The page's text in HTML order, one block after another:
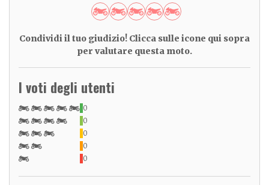
Condividi il tuo giudizio! Clicca sulle icone qui sopra
per valutare questa moto.
I voti degli utenti
0
0
0
0
0